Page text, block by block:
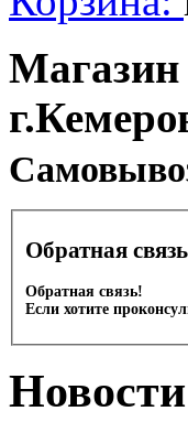
Магазин
Обратная связь
Обратная связь!
Если хотите
Новости